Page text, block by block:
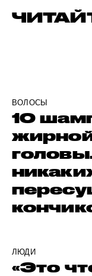
ВОЛОСЫ
10
ЛЮДИ
«Это